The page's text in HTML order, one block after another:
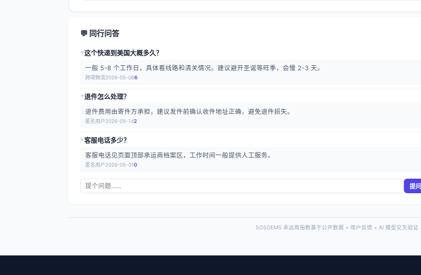
💬 同行问答
▶这个快递到美国大概多久？
一般 5-8 个工作日，具体看线路和清关情况。建议避开圣诞等旺季，会慢 2-3 天。
跨境物流2026-05-066
▶退件怎么处理？
退件费用由寄件方承担，建议发件前确认收件地址正确，避免退件损失。
匿名用户2026-05-142
▶客服电话多少？
客服电话见页面顶部承运商档案区，工作时间一般提供人工服务。
匿名用户2026-05-010
提问
SOSOEMS 承运商指数基于公开数据 + 用户反馈 + AI 模型交叉验证